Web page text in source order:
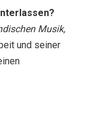
Musik,
und seiner